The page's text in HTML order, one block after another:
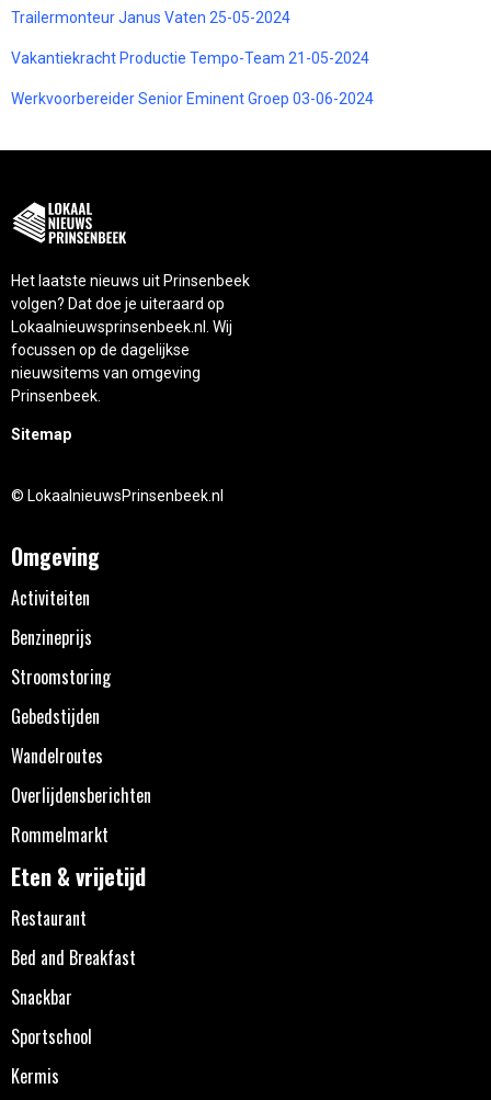
Trailermonteur Janus Vaten 25-05-2024
Vakantiekracht Productie Tempo-Team 21-05-2024
Werkvoorbereider Senior Eminent Groep 03-06-2024
Het laatste nieuws uit Prinsenbeek
volgen? Dat doe je uiteraard op
Lokaalnieuwsprinsenbeek.nl. Wij
focussen op de dagelijkse
nieuwsitems van omgeving
Prinsenbeek.
Sitemap
© LokaalnieuwsPrinsenbeek.nl
Omgeving
Activiteiten
Benzineprijs
Stroomstoring
Gebedstijden
Wandelroutes
Overlijdensberichten
Rommelmarkt
Eten & vrijetijd
Restaurant
Bed and Breakfast
Snackbar
Sportschool
Kermis